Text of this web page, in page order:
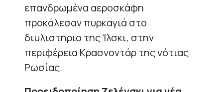
επανδρωμένα αεροσκάφη
προκάλεσαν πυρκαγιά στο
διυλιστήριο της Ίλσκι, στην
περιφέρεια Κρασνοντάρ της νότιας
Ρωσίας.